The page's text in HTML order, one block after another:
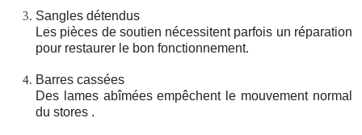
Sangles détendus
Les pièces de soutien nécessitent parfois un réparation
pour restaurer le bon fonctionnement.
Barres cassées
Des lames abîmées empêchent le mouvement normal
du stores .